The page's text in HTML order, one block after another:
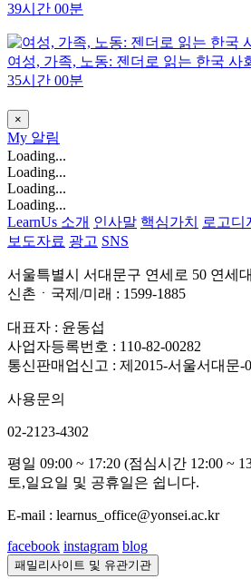
39시간 00분
여성, 가족, 노동: 젠더로 읽는 한국 사
35시간 00분
×
My 알림
Loading...
Loading...
Loading...
Loading...
LearnUs 소개 인사말 핵심가치
로고디
보도자료 광고 SNS
서울특별시 서대문구 연세로 50 연세
신촌ㆍ국제/미래 : 1599-1885
대표자 : 윤동섭
사업자등록번호 : 110-82-00282
통신판매업신고 : 제2015-서울서대문-
사용문의
02-2123-4302
평일 09:00 ~ 17:20 (점심시간 12:00 ~
토,일요일 및 공휴일은 쉽니다.
E-mail : learnus_office@yonsei.ac.kr
facebook instagram blog
패밀리사이트 및 유관기관